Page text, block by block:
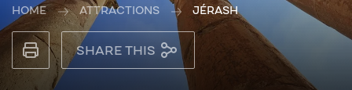
HOME ATTRACTIONS JÉRASH
SHARE THIS